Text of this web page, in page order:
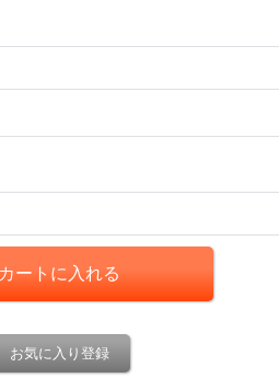
お気に入り登録